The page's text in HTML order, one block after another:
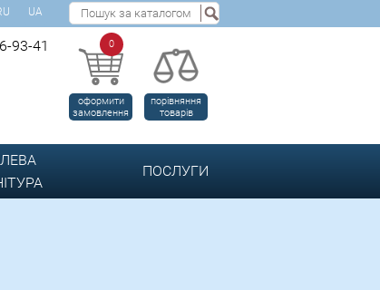
UA
93-41 0
оформити
замовлення
порівняння
товарів
ПОСЛУГИ